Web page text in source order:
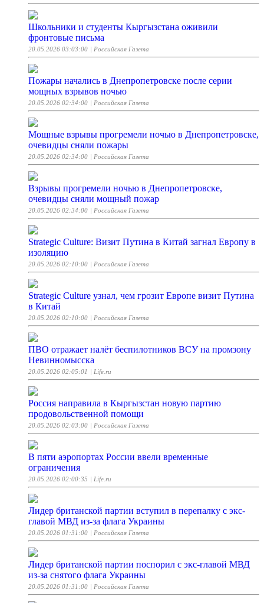
Школьники и студенты Кыргызстана оживили
фронтовые письма
20.05.2026 03:03:00 | Российская Газета
Пожары начались в Днепропетровске после серии
мощных взрывов ночью
20.05.2026 02:34:00 | Российская Газета
Мощные взрывы прогремели ночью в Днепропетровске,
очевидцы сняли пожары
20.05.2026 02:34:00 | Российская Газета
Взрывы прогремели ночью в Днепропетровске,
очевидцы сняли мощный пожар
20.05.2026 02:34:00 | Российская Газета
Strategic Culture: Визит Путина в Китай загнал Европу в
изоляцию
20.05.2026 02:10:00 | Российская Газета
Strategic Culture узнал, чем грозит Европе визит Путина
в Китай
20.05.2026 02:10:00 | Российская Газета
ПВО отражает налёт беспилотников ВСУ на промзону
Невинномысска
20.05.2026 02:05:01 | Life.ru
Россия направила в Кыргызстан новую партию
продовольственной помощи
20.05.2026 02:03:00 | Российская Газета
В пяти аэропортах России ввели временные
ограничения
20.05.2026 02:00:35 | Life.ru
Лидер британской партии вступил в перепалку с экс-
главой МВД из-за флага Украины
20.05.2026 01:31:00 | Российская Газета
Лидер британской партии поспорил с экс-главой МВД
из-за снятого флага Украины
20.05.2026 01:31:00 | Российская Газета